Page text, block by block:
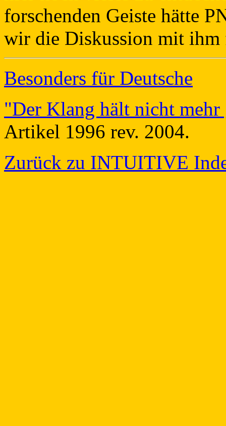
forschenden Geiste hätte
wir die Diskussion mit ihm
Besonders für Deutsche
"Der Klang hält nicht
Artikel 1996 rev. 2004.
Zurück zu INTUITIVE